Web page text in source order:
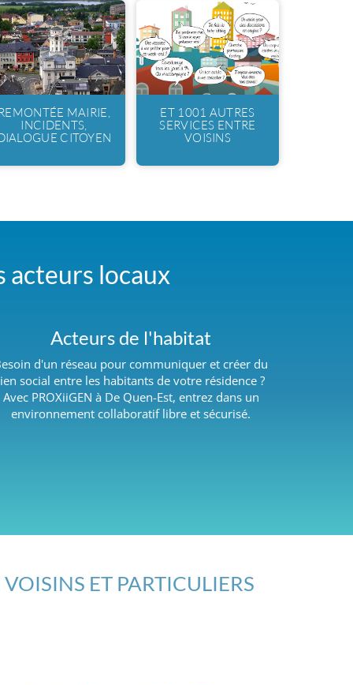
MAIRIE,
INCIDENTS,
CITOYEN
ET 1001 AUTRES
SERVICES ENTRE
VOISINS
acteurs locaux
Acteurs de l'habitat
d'un réseau pour communiquer et créer du
social entre les habitants de votre résidence ?
Avec PROXiiGEN à De Quen-Est, entrez dans un
environnement collaboratif libre et sécurisé.
ET PARTICULIERS